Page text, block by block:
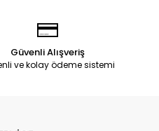
Güvenli Alışveriş
ve kolay ödeme sistemi